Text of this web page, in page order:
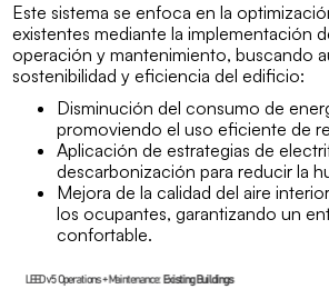
Este sistema se enfoca en la
existentes mediante la implementación
operación y mantenimiento, buscando
sostenibilidad y eficiencia del edificio:
Disminución del consumo de
promoviendo el uso eficiente de
Aplicación de estrategias de
descarbonización para reducir la
Mejora de la calidad del aire
los ocupantes, garantizando un
confortable.